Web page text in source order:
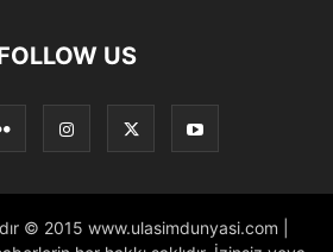
US
© 2015 www.ulasimdunyasi.com |